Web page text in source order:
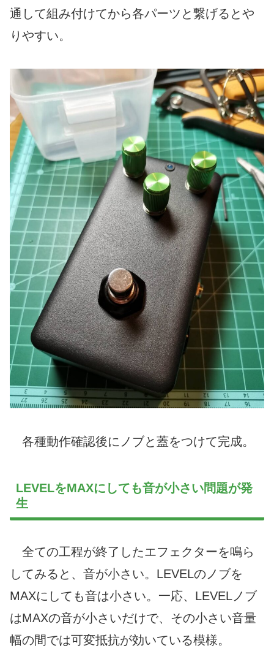
通して組み付けてから各パーツと繋げるとや
りやすい。
各種動作確認後にノブと蓋をつけて完成。
LEVELをMAXにしても音が小さい問題が発
生
全ての工程が終了したエフェクターを鳴ら
してみると、音が小さい。LEVELのノブを
MAXにしても音は小さい。一応、LEVELノブ
はMAXの音が小さいだけで、その小さい音量
幅の間では可変抵抗が効いている模様。